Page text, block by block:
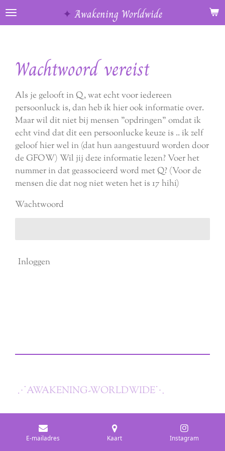
Ga
direct
hoofdinhoud
✦ Awakening Worldwide
Wachtwoord vereist
Als je gelooft in Q, wat echt voor iedereen
persoonluck is, dan heb ik hier ook informatie over.
Maar wil dit niet bij mensen "opdringen" omdat ik
echt vind dat dit een persoonlucke keuze is .. ik zelf
geloof hier wel in (dat hun aangestuurd worden door
de GFOW) Wil jij deze informatie lezen? Voer het
nummer in dat geassocieerd word met Q? (Voor de
mensen die dat nog niet weten het is 17 hihi)
Wachtwoord
Inloggen
⋰AWAKENING-WORLDWIDE⋱
E-mailadres Kaart Instagram